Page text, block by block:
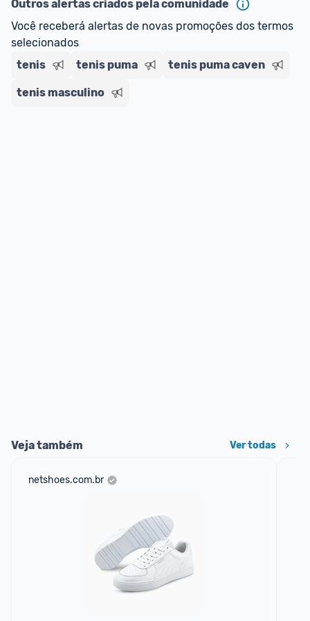
Outros alertas criados pela comunidade
Você receberá alertas de novas promoções dos termos
selecionados
tenis
tenis puma tenis puma caven
tenis masculino
Veja também Ver todas
netshoes.com.br